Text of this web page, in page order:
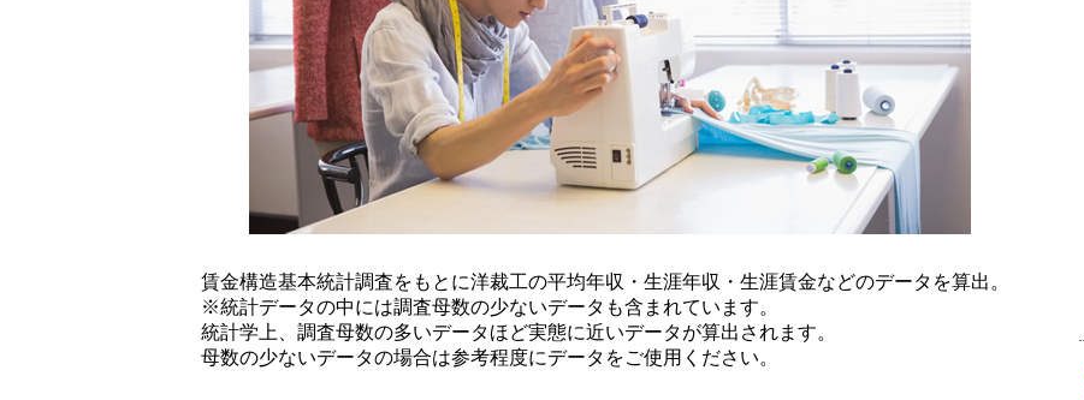
賃金構造基本統計調査をもとに洋裁工の平均年収・生涯年収・生涯賃金などのデータを算出。
※統計データの中には調査母数の少ないデータも含まれています。
統計学上、調査母数の多いデータほど実態に近いデータが算出されます。
母数の少ないデータの場合は参考程度にデータをご使用ください。